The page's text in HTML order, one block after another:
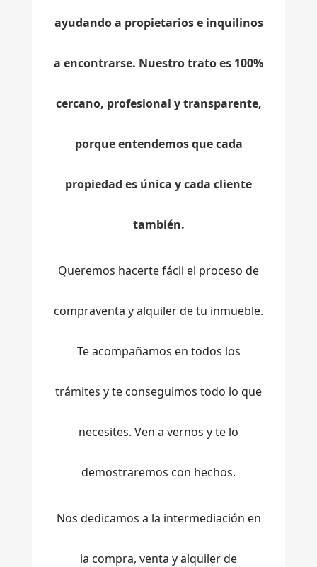
ayudando a propietarios e inquilinos
a encontrarse. Nuestro trato es 100%
cercano, profesional y transparente,
porque entendemos que cada
propiedad es única y cada cliente
también.
Queremos hacerte fácil el proceso de
compraventa y alquiler de tu inmueble.
Te acompañamos en todos los
trámites y te conseguimos todo lo que
necesites. Ven a vernos y te lo
demostraremos con hechos.
Nos dedicamos a la intermediación en
la compra, venta y alquiler de